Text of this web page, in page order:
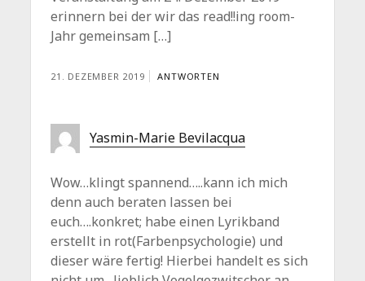
erinnern bei der wir das read!!ing room-
Jahr gemeinsam […]
21. DEZEMBER 2019 ANTWORTEN
Yasmin-Marie Bevilacqua
Wow…klingt spannend…..kann ich mich
denn auch beraten lassen bei
euch….konkret; habe einen Lyrikband
erstellt in rot(Farbenpsychologie) und
dieser wäre fertig! Hierbei handelt es sich